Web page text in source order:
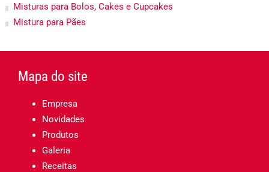
Misturas para Bolos, Cakes e Cupcakes
Mistura para Pães
Mapa do site
Empresa
Novidades
Produtos
Galeria
Receitas